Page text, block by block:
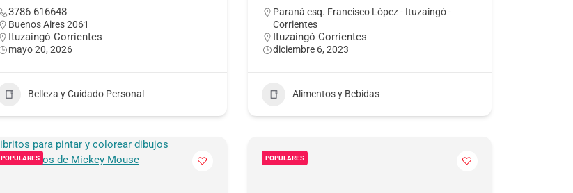
3786 616648
Buenos Aires 2061
Ituzaingó Corrientes
mayo 20, 2026
Belleza y Cuidado Personal
Paraná esq. Francisco López - Ituzaingó -
Corrientes
Ituzaingó Corrientes
diciembre 6, 2023
Alimentos y Bebidas
POPULARES POPULARES